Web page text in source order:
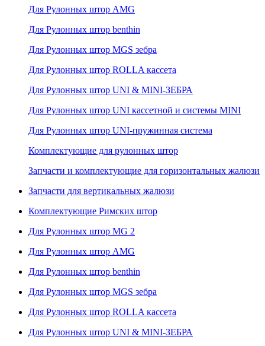
Для Рулонных штор AMG
Для Рулонных штор benthin
Для Рулонных штор MGS зебра
Для Рулонных штор ROLLA кассета
Для Рулонных штор UNI & MINI-ЗЕБРА
Для Рулонных штор UNI кассетной и системы MINI
Для Рулонных штор UNI-пружинная система
Комплектующие для рулонных штор
Запчасти и комплектующие для горизонтальных жалюзи
Запчасти для вертикальных жалюзи
Комплектующие Римских штор
Для Рулонных штор MG 2
Для Рулонных штор AMG
Для Рулонных штор benthin
Для Рулонных штор MGS зебра
Для Рулонных штор ROLLA кассета
Для Рулонных штор UNI & MINI-ЗЕБРА